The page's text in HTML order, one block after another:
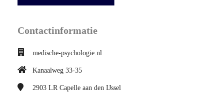
Contactinformatie
medische-psychologie.nl
Kanaalweg 33-35
2903 LR Capelle aan den IJssel